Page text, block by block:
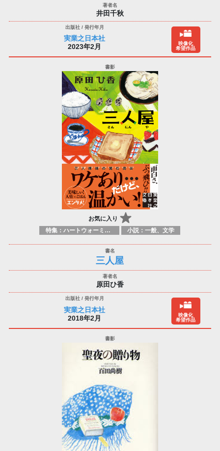
井田千秋
実業之日本社
2023年2月
映像化
希望作品
お気に入り
特集：ハートウォーミング 小説：一般、文学
三人屋
原田ひ香
実業之日本社
2018年2月
映像化
希望作品